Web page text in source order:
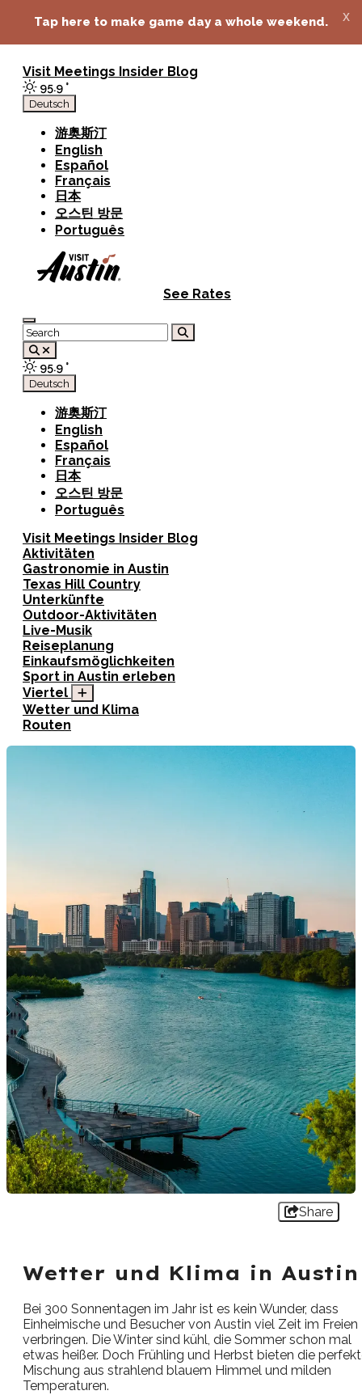
Tap here to make game day a whole weekend. x
Visit Meetings Insider Blog
95.9 °
Deutsch
游奥斯汀
English
Español
Français
日本
오스틴 방문
Português
See Rates
95.9 °
Deutsch
游奥斯汀
English
Español
Français
日本
오스틴 방문
Português
Visit Meetings Insider Blog
Aktivitäten
Gastronomie in Austin
Texas Hill Country
Unterkünfte
Outdoor-Aktivitäten
Live-Musik
Reiseplanung
Einkaufsmöglichkeiten
Sport in Austin erleben
Viertel
Wetter und Klima
Routen
Share
Wetter und Klima in Austin
Bei 300 Sonnentagen im Jahr ist es kein Wunder, dass
Einheimische und Besucher von Austin viel Zeit im Freien
verbringen. Die Winter sind kühl, die Sommer schon mal
etwas heißer. Doch Frühling und Herbst bieten die
Mischung aus strahlend blauem Himmel und milden
Temperaturen.